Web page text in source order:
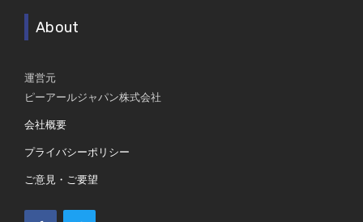
About
運営元
ピーアールジャパン株式会社
会社概要
プライバシーポリシー
ご意見・ご要望